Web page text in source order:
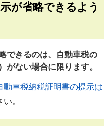
が省略できるよう
できるのは、自動車税の
がない場合に限ります。
動車税納税証明書の提示は
い。